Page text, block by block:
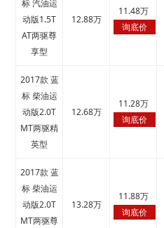
标 汽油运
动版1.5T
AT两驱尊
享型
12.88万
11.48万
询底价
↓
2017款 蓝
标 柴油运
动版2.0T
MT两驱精
英型
12.68万
11.28万
询底价
↓
2017款 蓝
标 柴油运
动版2.0T
MT两驱尊
13.28万
11.88万
询底价
↓